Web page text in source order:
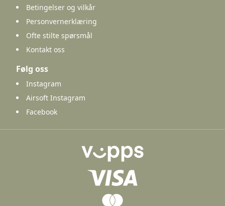
Betingelser og vilkår
Personvernerklæring
Ofte stilte spørsmål
Kontakt oss
Følg oss
Instagram
Airsoft Instagram
Facebook